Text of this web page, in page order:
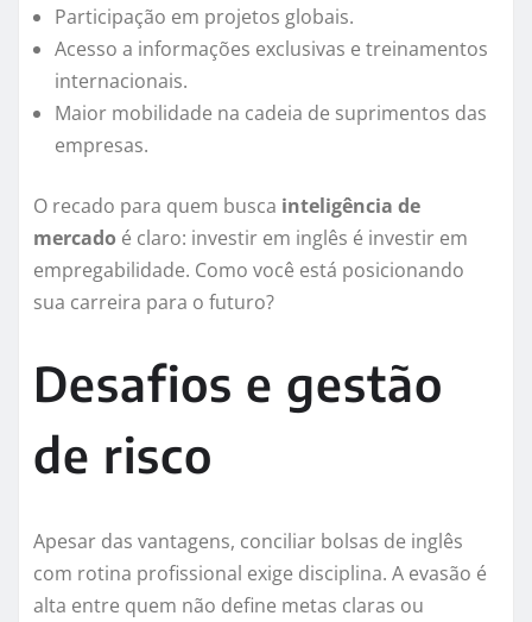
Participação em projetos globais.
Acesso a informações exclusivas e treinamentos
internacionais.
Maior mobilidade na cadeia de suprimentos das
empresas.
O recado para quem busca inteligência de
mercado é claro: investir em inglês é investir em
empregabilidade. Como você está posicionando
sua carreira para o futuro?
Desafios e gestão
de risco
Apesar das vantagens, conciliar bolsas de inglês
com rotina profissional exige disciplina. A evasão é
alta entre quem não define metas claras ou